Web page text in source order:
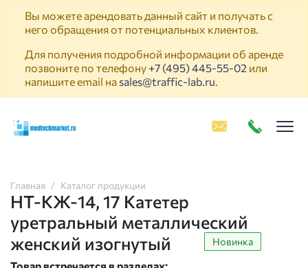
Вы можете арендовать данный сайт и получать с
него обращения от потенциальных клиентов.
Для получения подробной информации об аренде
позвоните по телефону +7 (495) 445-55-02 или
напишите email на sales@traffic-lab.ru.
Главная Каталог продукции
НТ-КЖ-14, 17 Катетер
уретральный металлический
женский изогнутый
Новинка